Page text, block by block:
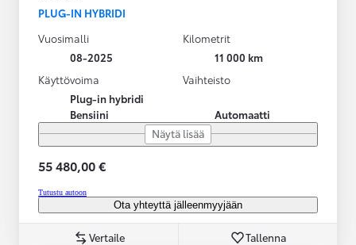
PLUG-IN HYBRIDI
Vuosimalli
08-2025
Kilometrit
11 000 km
Käyttövoima
Plug-in hybridi
Bensiini
Vaihteisto
Automaatti
Näytä lisää
55 480,00 €
Tutustu autoon
Ota yhteyttä jälleenmyyjään
Vertaile Tallenna